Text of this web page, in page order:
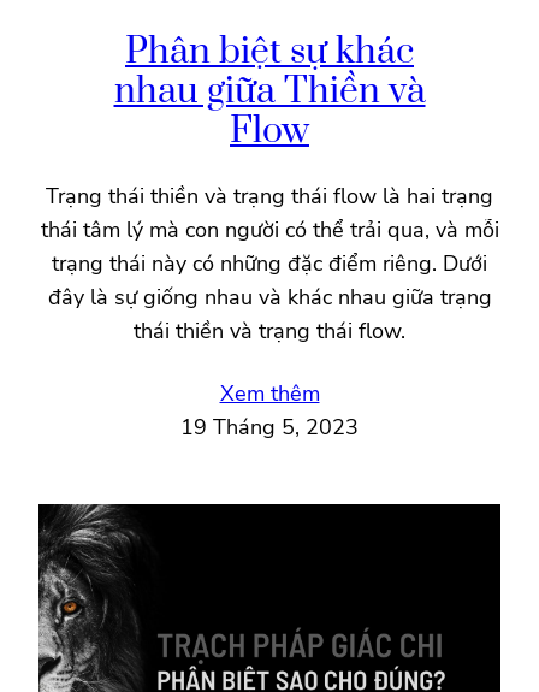
Phân biệt sự khác
nhau giữa Thiền và
Flow
Trạng thái thiền và trạng thái flow là hai trạng
thái tâm lý mà con người có thể trải qua, và mỗi
trạng thái này có những đặc điểm riêng. Dưới
đây là sự giống nhau và khác nhau giữa trạng
thái thiền và trạng thái flow.
Xem thêm
19 Tháng 5, 2023